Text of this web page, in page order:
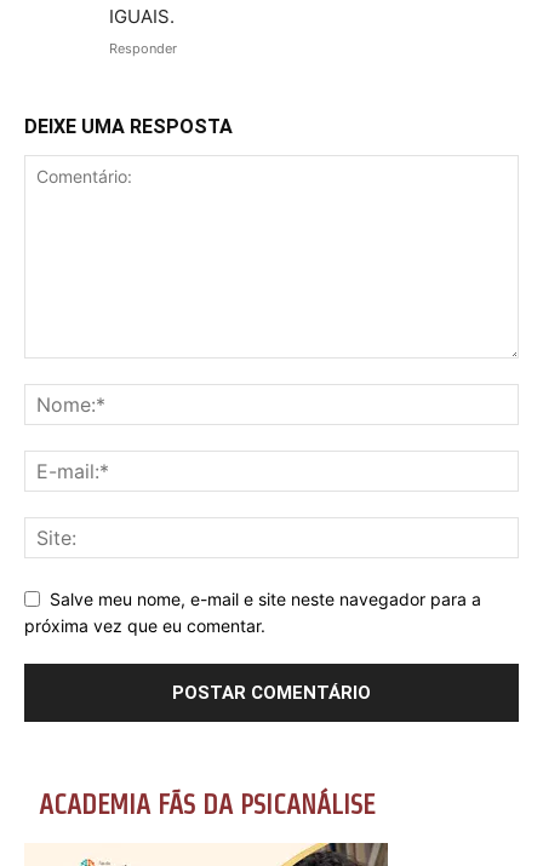
IGUAIS.
Responder
DEIXE UMA RESPOSTA
Salve meu nome, e-mail e site neste navegador para a
próxima vez que eu comentar.
ACADEMIA FÃS DA PSICANÁLISE